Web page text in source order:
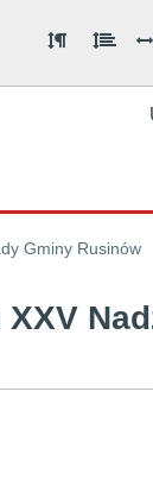
Gminy Rusinów